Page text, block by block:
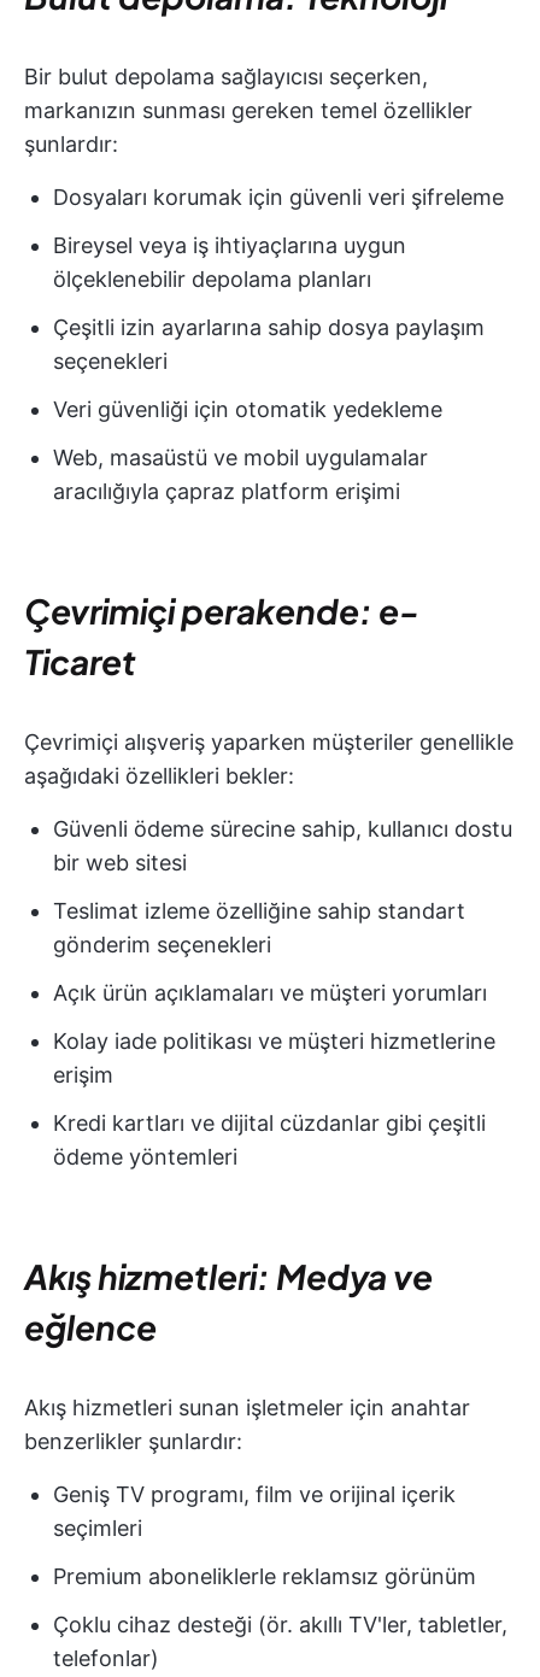
Bir bulut depolama sağlayıcısı seçerken,
markanızın sunması gereken temel özellikler
şunlardır:
Dosyaları korumak için güvenli veri şifreleme
Bireysel veya iş ihtiyaçlarına uygun
ölçeklenebilir depolama planları
Çeşitli izin ayarlarına sahip dosya paylaşım
seçenekleri
Veri güvenliği için otomatik yedekleme
Web, masaüstü ve mobil uygulamalar
aracılığıyla çapraz platform erişimi
Çevrimiçi perakende: e-
Ticaret
Çevrimiçi alışveriş yaparken müşteriler genellikle
aşağıdaki özellikleri bekler:
Güvenli ödeme sürecine sahip, kullanıcı dostu
bir web sitesi
Teslimat izleme özelliğine sahip standart
gönderim seçenekleri
Açık ürün açıklamaları ve müşteri yorumları
Kolay iade politikası ve müşteri hizmetlerine
erişim
Kredi kartları ve dijital cüzdanlar gibi çeşitli
ödeme yöntemleri
Akış hizmetleri: Medya ve
eğlence
Akış hizmetleri sunan işletmeler için anahtar
benzerlikler şunlardır:
Geniş TV programı, film ve orijinal içerik
seçimleri
Premium aboneliklerle reklamsız görünüm
Çoklu cihaz desteği (ör. akıllı TV'ler, tabletler,
telefonlar)